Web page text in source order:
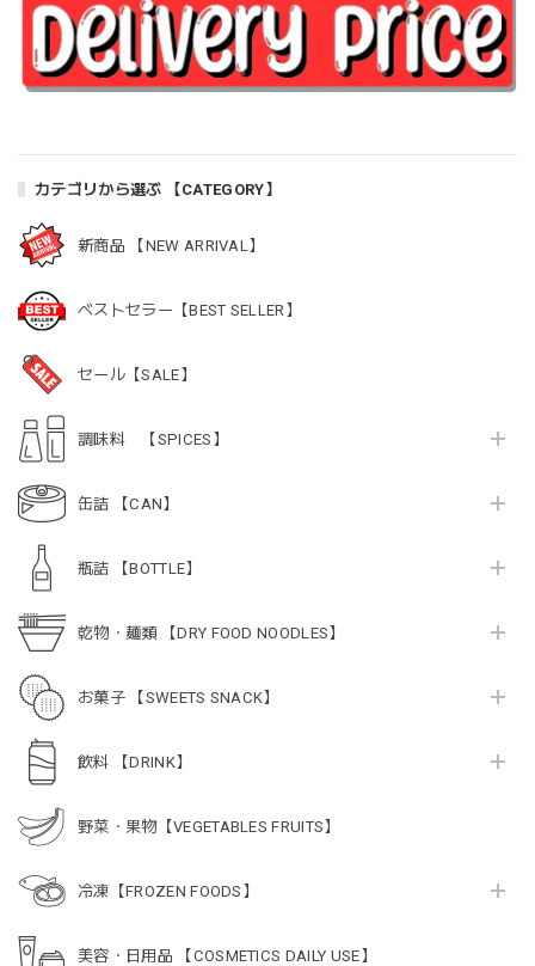
カテゴリから選ぶ 【CATEGORY】
新商品 【NEW ARRIVAL】
ベストセラー【BEST SELLER】
セール【SALE】
調味料 【SPICES】
缶詰 【CAN】
瓶詰 【BOTTLE】
乾物・麺類 【DRY FOOD NOODLES】
お菓子 【SWEETS SNACK】
飲料 【DRINK】
野菜・果物【VEGETABLES FRUITS】
冷凍【FROZEN FOODS】
美容・日用品 【COSMETICS DAILY USE】